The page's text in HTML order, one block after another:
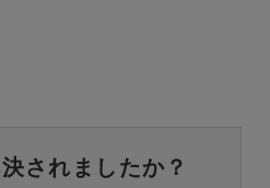
されましたか？